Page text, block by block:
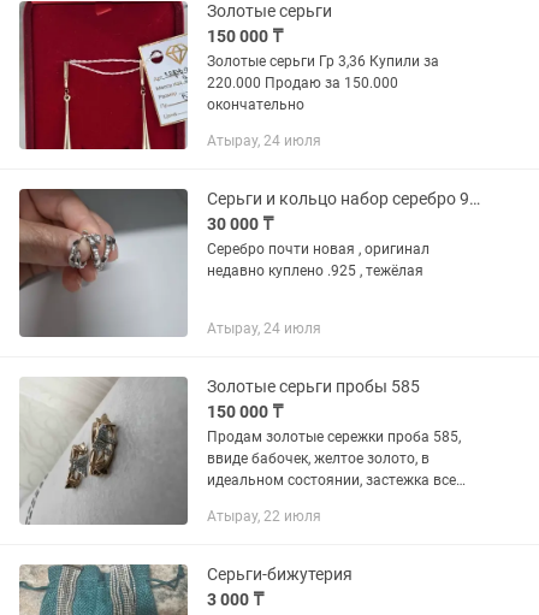
Золотые серьги
150 000 ₸
Золотые серьги Гр 3,36 Купили за
220.000 Продаю за 150.000
окончательно
Атырау, 24 июля
Серьги и кольцо набор серебро 925
30 000 ₸
Серебро почти новая , оригинал
недавно куплено .925 , тежёлая
Атырау, 24 июля
Золотые серьги пробы 585
150 000 ₸
Продам золотые сережки проба 585,
ввиде бабочек, желтое золото, в
идеальном состоянии, застежка все
общий вес 2,9 гр.
Атырау, 22 июля
Серьги-бижутерия
3 000 ₸